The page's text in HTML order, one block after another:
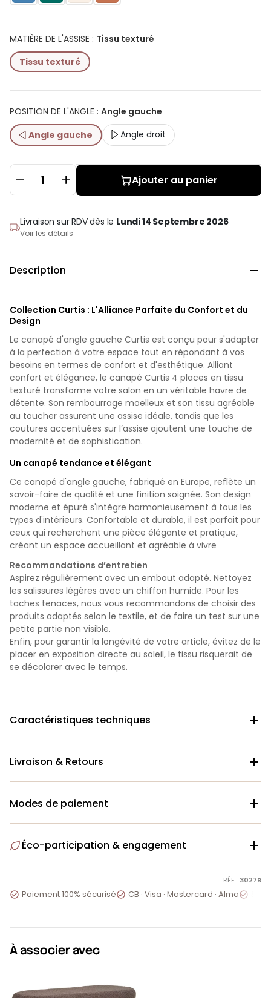
MATIÈRE DE L'ASSISE : Tissu texturé
Tissu texturé
POSITION DE L'ANGLE : Angle gauche
Angle gauche
Angle droit
Ajouter au panier
Livraison sur RDVdès le Lundi 14 Septembre 2026
Voir les détails
Description 
Collection Curtis : L'Alliance Parfaite du Confort et du
Design
Le canapé d'angle gauche Curtis est conçu pour s'adapter
à la perfection à votre espace tout en répondant à vos
besoins en termes de confort et d'esthétique. Alliant
confort et élégance, le canapé Curtis 4 places en tissu
texturé transforme votre salon en un véritable havre de
détente. Son rembourrage moelleux et son tissu agréable
au toucher assurent une assise idéale, tandis que les
coutures accentuées sur l’assise ajoutent une touche de
modernité et de sophistication.
Un canapé tendance et élégant
Ce canapé d'angle gauche, fabriqué en Europe, reflète un
savoir-faire de qualité et une finition soignée. Son design
moderne et épuré s'intègre harmonieusement à tous les
types d'intérieurs. Confortable et durable, il est parfait pour
ceux qui recherchent une pièce élégante et pratique,
créant un espace accueillant et agréable à vivre
Recommandations d’entretien
Aspirez régulièrement avec un embout adapté. Nettoyez
les salissures légères avec un chiffon humide. Pour les
taches tenaces, nous vous recommandons de choisir des
produits adaptés selon le textile, et de faire un test sur une
petite partie non visible.
Enfin, pour garantir la longévité de votre article, évitez de le
placer en exposition directe au soleil, le tissu risquerait de
se décolorer avec le temps.
Caractéristiques techniques 
Livraison & Retours 
Modes de paiement 
Éco-participation & engagement 
RÉF : 3027B
 Paiement 100% sécurisé CB · Visa · Mastercard · Alma
À associer avec